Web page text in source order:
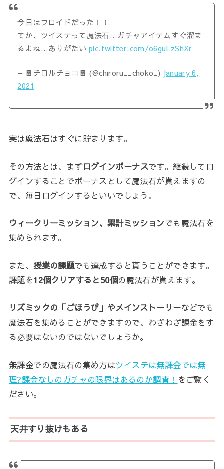
今日はフロイドだった！！
てか、ツイステって魔法石…ガチャアイテムすぐ溜ま
るよね…ありがたいpic.twitter.com/o6guLzShXr
— 🍫チロルチョコ🍫 (@chiroru__choko_) January 6,
2021
実は魔法石はすぐに貯まります。
その方法とは、まずログインボーナスです。継続してロ
グインすることでボーナスとして魔法石が貰えますの
で、毎日ログインするといいでしょう。
ウィークリーミッション、累計ミッションでも魔法石を
集められます。
また、授業の課題でも達成すると貰うことができます。
課題を12個クリアすると50個の魔法石が貰えます。
リズミックの「ごほうび」やメインストーリーなどでも
魔法石を集めることができますので、わざわざ課金をす
る必要はないのではないでしょうか。
無課金での魔法石の集め方はツイステは無課金では無
理?課金なしのガチャの限界はあるのか調査！ をご覧く
ださい。
天井すり抜けもある